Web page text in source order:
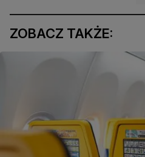
ZOBACZ TAKŻE: